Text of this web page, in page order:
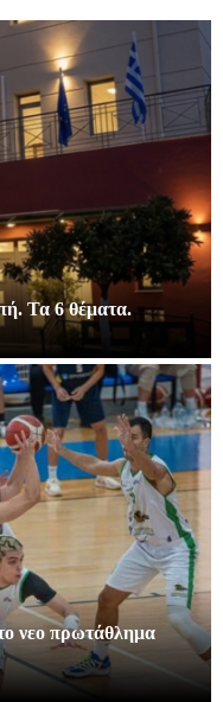
Τα 6 θέματα.
νεο πρωτάθλημα